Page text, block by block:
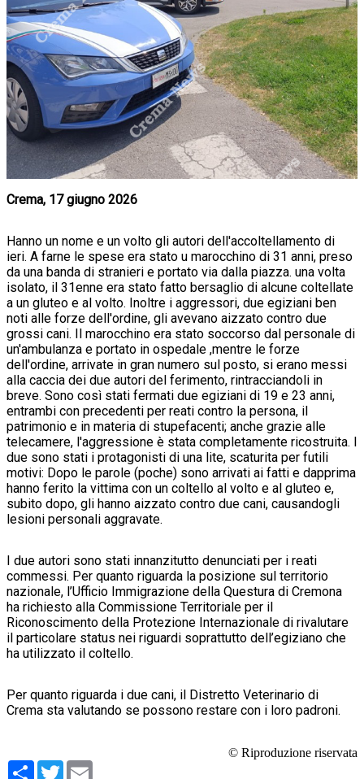
Crema, 17 giugno 2026
Hanno un nome e un volto gli autori dell'accoltellamento di
ieri. A farne le spese era stato u marocchino di 31 anni, preso
da una banda di stranieri e portato via dalla piazza. una volta
isolato, il 31enne era stato fatto bersaglio di alcune coltellate
a un gluteo e al volto. Inoltre i aggressori, due egiziani ben
noti alle forze dell'ordine, gli avevano aizzato contro due
grossi cani. Il marocchino era stato soccorso dal personale di
un'ambulanza e portato in ospedale ,mentre le forze
dell'ordine, arrivate in gran numero sul posto, si erano messi
alla caccia dei due autori del ferimento, rintracciandoli in
breve. Sono così stati fermati due egiziani di 19 e 23 anni,
entrambi con precedenti per reati contro la persona, il
patrimonio e in materia di stupefacenti; anche grazie alle
telecamere, l'aggressione è stata completamente ricostruita. I
due sono stati i protagonisti di una lite, scaturita per futili
motivi: Dopo le parole (poche) sono arrivati ai fatti e dapprima
hanno ferito la vittima con un coltello al volto e al gluteo e,
subito dopo, gli hanno aizzato contro due cani, causandogli
lesioni personali aggravate.
I due autori sono stati innanzitutto denunciati per i reati
commessi. Per quanto riguarda la posizione sul territorio
nazionale, l’Ufficio Immigrazione della Questura di Cremona
ha richiesto alla Commissione Territoriale per il
Riconoscimento della Protezione Internazionale di rivalutare
il particolare status nei riguardi soprattutto dell’egiziano che
ha utilizzato il coltello.
Per quanto riguarda i due cani, il Distretto Veterinario di
Crema sta valutando se possono restare con i loro padroni.
© Riproduzione riservata
Condividi
Twitter